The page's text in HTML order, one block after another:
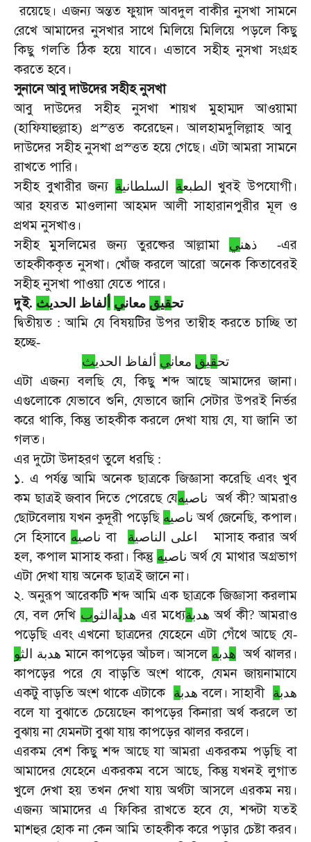
রয়েছে। এজন্য অন্তত ফুয়াদ আবদুল বাকীর নুসখা সামনে
রেখে আমাদের নুসখার সাথে মিলিয়ে মিলিয়ে পড়লে কিছু
কিছু গলতি ঠিক হয়ে যাবে। এভাবে সহীহ নুসখা সংগ্রহ
করতে হবে।
সুনানে আবু দাউদের সহীহ নুসখা
আবু
দাউদের সহীহ নুসখা শায়খ মুহাম্মদ আওয়ামা
(হাফিযাহুল্লাহ) প্রস্ত্তত করেছেন। আলহামদুলিল্লাহ আবু
দাউদের সহীহ নুসখা প্রস্ত্তত হয়ে গেছে। এটা আমরা সামনে
রাখতে পারি।
সহীহ বুখারীর জন্য الطبعة السلطانية খুবই উপযোগী।
আর হযরত মাওলানা আহমদ আলী সাহারানপুরীর মূল ও
প্রথম নুসখাও।
সহীহ
মুসলিমের জন্য তুরষ্কের আল্লামা ذهني -এর
তাহকীককৃত নুসখা। খোঁজ করলে আরো অনেক কিতাবেরই
সহীহ নুসখা পাওয়া যেতে পারে।
দুই. تحقيق معاني لفاظ الحديث
দ্বিতীয়ত :আমি যে বিষয়টির উপর তাম্বীহ করতে চাচ্ছি তা
হচ্ছে-
تحقيق معاني ألفاظ الحديث
এটা এজন্য বলছি যে,কিছু শব্দ আছে আমাদের জানা।
এগুলোকে যেভাবে শুনি, যেভাবে জানি সেটার উপরই নির্ভর
করে থাকি,কিন্তু তাহকীক করলে দেখা যায় যে,যা জানি তা
গলত।
এর দুটো উদাহরণ তুলে ধরছি :
১.এ পর্যন্ত আমি অনেক ছাত্রকে জিজ্ঞাসা করেছি এবং খুব
কম ছাত্রই জবাব দিতে পেরেছে যে ناصيه অর্থ কী?আমরাও
ছোটবেলায় যখন কুদূরী পড়েছি ناصيه অর্থ জেনেছি,কপাল।
সে হিসাবে ناصيه বা اعلى الناصية মাসাহ করার অর্থ
হল,কপাল মাসাহ করা। কিন্তু ناصيه অর্থ যে মাথার অগ্রভাগ
এটা দেখা যায় অনেক ছাত্রই জানে না।
২.অনুরূপ আরেকটি শব্দ আমি এক ছাত্রকে জিজ্ঞাসা করলাম
যে,বল দেখি هدبةالثوب এর মধ্যে هدبة অর্থ কী?আমরাও
পড়েছি এবং এখনো ছাত্রদের যেহেনে এটা গেঁথে আছে যে-
هدبة الثو মানে কাপড়ের আঁচল। আসলে هدبه অর্থ ঝালর।
কাপড়ের পরে যে বাড়তি অংশ থাকে, যেমন জায়নামাযে
একটু বাড়তি অংশ থাকে এটাকে هدبة বলে। সাহাবী هدبة
বলে যা বুঝাতে চেয়েছেন কাপড়ের কিনারা অর্থ করলে তা
বুঝায় না যেমনটা বুঝা যায় কাপড়ের ঝালর করলে।
এরকম বেশ কিছু শব্দ আছে যা আমরা একরকম পড়ছি বা
আমাদের যেহেনে একরকম বসে আছে,কিন্তু যখনই লুগাত
খুলে দেখা হয় তখন দেখা যায় অর্থটা আসলে এরকম নয়।
এজন্য আমাদের এ ফিকির রাখতে হবে যে,শব্দটা যতই
মাশহুর হোক না কেন আমি তাহকীক করে পড়ার চেষ্টা করব।